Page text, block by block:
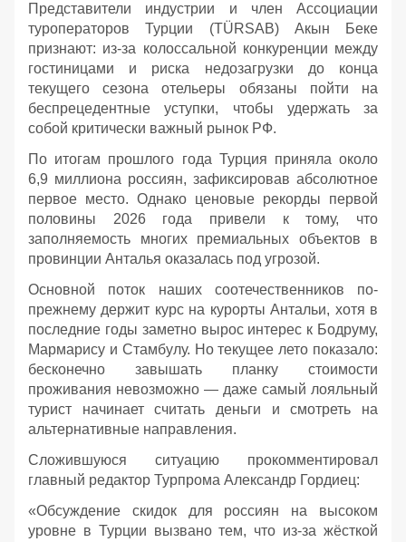
Представители индустрии и член Ассоциации
туроператоров Турции (TÜRSAB) Акын Беке
признают: из-за колоссальной конкуренции между
гостиницами и риска недозагрузки до конца
текущего сезона отельеры обязаны пойти на
беспрецедентные уступки, чтобы удержать за
собой критически важный рынок РФ.
По итогам прошлого года Турция приняла около
6,9 миллиона россиян, зафиксировав абсолютное
первое место. Однако ценовые рекорды первой
половины 2026 года привели к тому, что
заполняемость многих премиальных объектов в
провинции Анталья оказалась под угрозой.
Основной поток наших соотечественников по-
прежнему держит курс на курорты Антальи, хотя в
последние годы заметно вырос интерес к Бодруму,
Мармарису и Стамбулу. Но текущее лето показало:
бесконечно завышать планку стоимости
проживания невозможно — даже самый лояльный
турист начинает считать деньги и смотреть на
альтернативные направления.
Сложившуюся ситуацию прокомментировал
главный редактор Турпрома Александр Гордиец:
«Обсуждение скидок для россиян на высоком
уровне в Турции вызвано тем, что из-за жёсткой